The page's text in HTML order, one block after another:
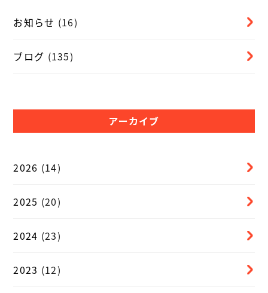
お知らせ (16)
ブログ (135)
アーカイブ
2026 (14)
2025 (20)
2024 (23)
2023 (12)